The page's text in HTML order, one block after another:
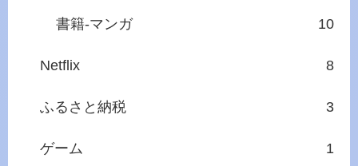
書籍‐マンガ 10
Netflix 8
ふるさと納税 3
ゲーム 1